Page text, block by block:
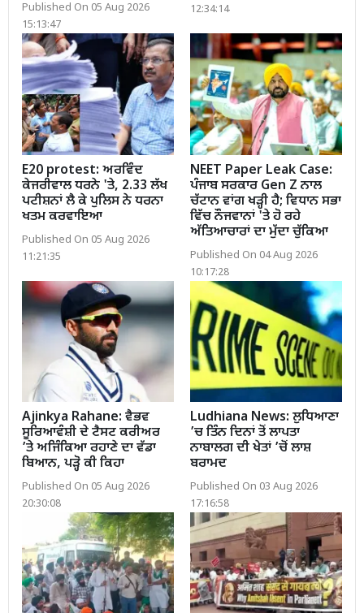
Published On 05 Aug 2026
15:13:47
12:34:14
E20 protest: ਅਰਵਿੰਦ
ਕੇਜਰੀਵਾਲ ਧਰਨੇ 'ਤੇ, 2.33 ਲੱਖ
ਪਟੀਸ਼ਨਾਂ ਲੈ ਕੇ ਪੁਲਿਸ ਨੇ ਧਰਨਾ
ਖਤਮ ਕਰਵਾਇਆ
Published On 05 Aug 2026
11:21:35
NEET Paper Leak Case:
ਪੰਜਾਬ ਸਰਕਾਰ Gen Z ਨਾਲ
ਚੱਟਾਨ ਵਾਂਗ ਖੜ੍ਹੀ ਹੈ; ਵਿਧਾਨ ਸਭਾ
ਵਿੱਚ ਨੌਜਵਾਨਾਂ 'ਤੇ ਹੋ ਰਹੇ
ਅੱਤਿਆਚਾਰਾਂ ਦਾ ਮੁੱਦਾ ਚੁੱਕਿਆ
Published On 04 Aug 2026
10:17:28
Ajinkya Rahane: ਵੈਭਵ
ਸੂਰਿਆਵੰਸ਼ੀ ਦੇ ਟੈਸਟ ਕਰੀਅਰ
’ਤੇ ਅਜਿੰਕਿਆ ਰਹਾਣੇ ਦਾ ਵੱਡਾ
ਬਿਆਨ, ਪੜ੍ਹੋ ਕੀ ਕਿਹਾ
Published On 05 Aug 2026
20:30:08
Ludhiana News: ਲੁਧਿਆਣਾ
’ਚ ਤਿੰਨ ਦਿਨਾਂ ਤੋਂ ਲਾਪਤਾ
ਨਾਬਾਲਗ ਦੀ ਖੇਤਾਂ ’ਚੋਂ ਲਾਸ਼
ਬਰਾਮਦ
Published On 03 Aug 2026
17:16:58